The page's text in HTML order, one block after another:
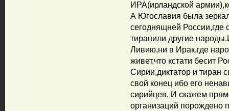
ИРА(ирландской
А Югославия была
сегоднящней России,где
тиранили другие
Ливию,ни в Ирак,где
живет,что кстати бесит
Сирии,диктатор и тиран
свой конец ибо его
сирийцев. И скажем
организаций порождено